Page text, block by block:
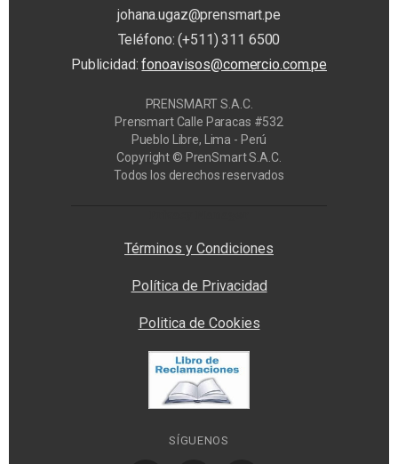
johana.ugaz@prensmart.pe
Teléfono: (+511) 311 6500
Publicidad:fonoavisos@comercio.com.pe
PRENSMART S.A.C.
Prensmart Calle Paracas #532
Pueblo Libre, Lima - Perú
Copyright © PrenSmart S.A.C.
Todos los derechos reservados
Términos y Condiciones
Política de Privacidad
Politica de Cookies
SÍGUENOS